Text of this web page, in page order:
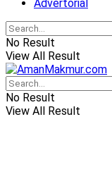
Advertorial
No Result
View All Result
No Result
View All Result